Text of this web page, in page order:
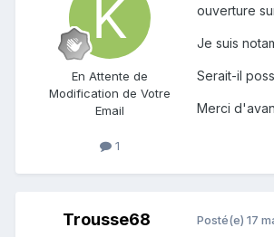
En Attente de
Modification de Votre
Email
1
ouverture
Je suis
Serait-il
Merci
Trousse68 Posté(e) 17